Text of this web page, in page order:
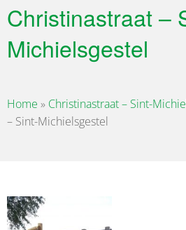
Christinastraat –
Michielsgestel
Home » Christinastraat – Sint-
– Sint-Michielsgestel